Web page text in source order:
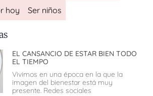
hoy
Ser niños
EL CANSANCIO DE ESTAR BIEN TODO
EL TIEMPO
Vivimos en una época en la que la
imagen del bienestar está muy
presente. Redes sociales